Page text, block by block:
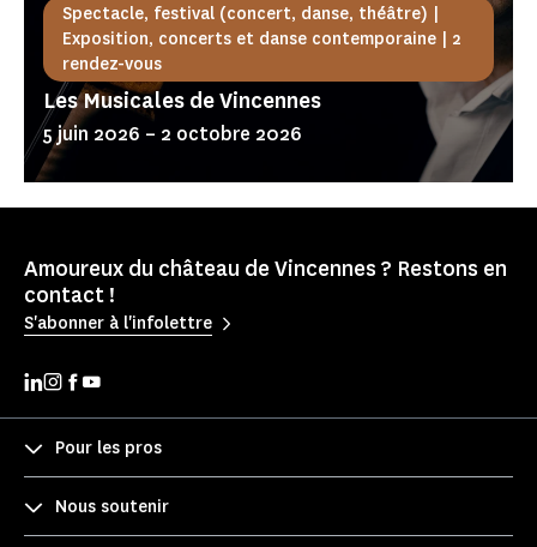
Spectacle, festival (concert, danse, théâtre) |
Exposition, concerts et danse contemporaine | 2
rendez-vous
Les Musicales de Vincennes
5 juin 2026 – 2 octobre 2026
Amoureux du château de Vincennes ? Restons en
contact !
S'abonner à l'infolettre
Pour les pros
Nous soutenir